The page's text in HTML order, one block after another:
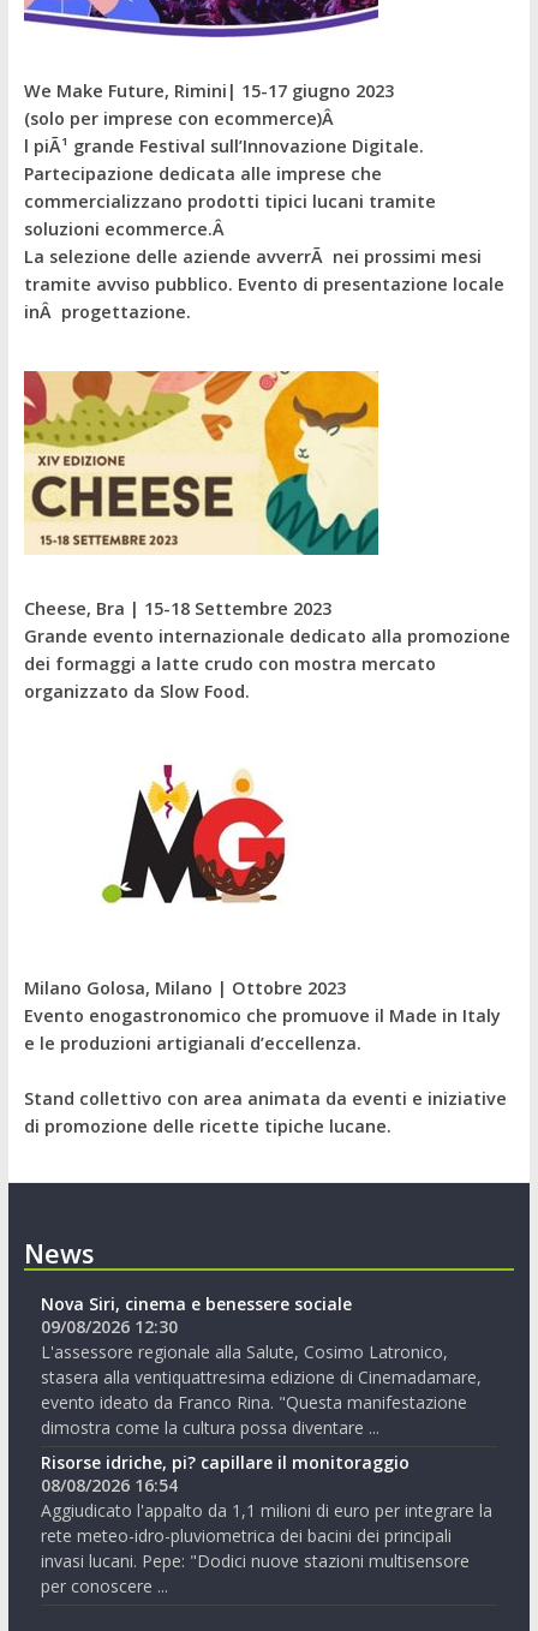
We Make Future, Rimini| 15-17 giugno 2023
(solo per imprese con ecommerce)Â
l piÃ¹ grande Festival sull’Innovazione Digitale.
Partecipazione dedicata alle imprese che
commercializzano prodotti tipici lucani tramite
soluzioni ecommerce.Â
La selezione delle aziende avverrÃ nei prossimi mesi
tramite avviso pubblico. Evento di presentazione locale
inÂ progettazione.
Cheese, Bra | 15-18 Settembre 2023
Grande evento internazionale dedicato alla promozione
dei formaggi a latte crudo con mostra mercato
organizzato da Slow Food.
Milano Golosa, Milano | Ottobre 2023
Evento enogastronomico che promuove il Made in Italy
e le produzioni artigianali d’eccellenza.
Stand collettivo con area animata da eventi e iniziative
di promozione delle ricette tipiche lucane.
News
Nova Siri, cinema e benessere sociale
09/08/2026 12:30
L'assessore regionale alla Salute, Cosimo Latronico,
stasera alla ventiquattresima edizione di Cinemadamare,
evento ideato da Franco Rina. "Questa manifestazione
dimostra come la cultura possa diventare ...
Risorse idriche, pi? capillare il monitoraggio
08/08/2026 16:54
Aggiudicato l'appalto da 1,1 milioni di euro per integrare la
rete meteo-idro-pluviometrica dei bacini dei principali
invasi lucani. Pepe: "Dodici nuove stazioni multisensore
per conoscere ...